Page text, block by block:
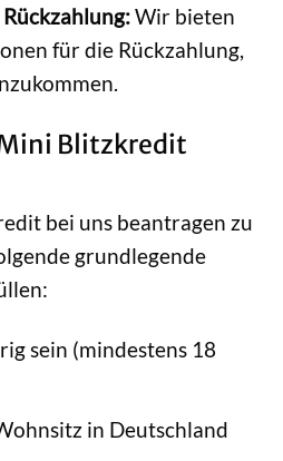
Wir bieten
für die Rückzahlung,
Blitzkredit
bei uns beantragen zu
grundlegende
sein (mindestens 18
in Deutschland